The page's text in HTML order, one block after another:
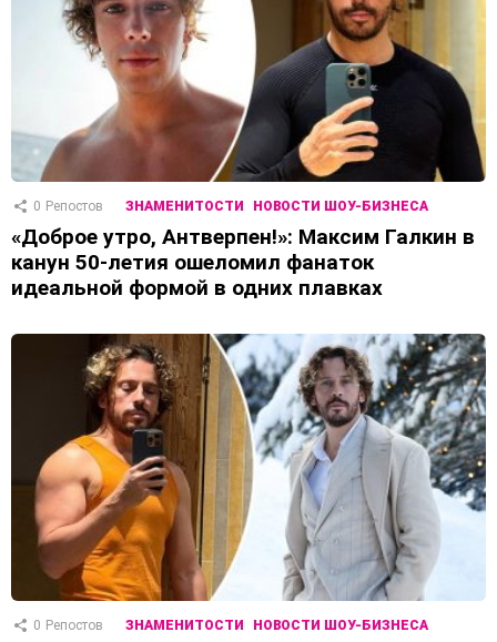
0 Репостов ЗНАМЕНИТОСТИ НОВОСТИ ШОУ-БИЗНЕСА
«Доброе утро, Антверпен!»: Максим Галкин в
канун 50-летия ошеломил фанаток
идеальной формой в одних плавках
0 Репостов ЗНАМЕНИТОСТИ НОВОСТИ ШОУ-БИЗНЕСА